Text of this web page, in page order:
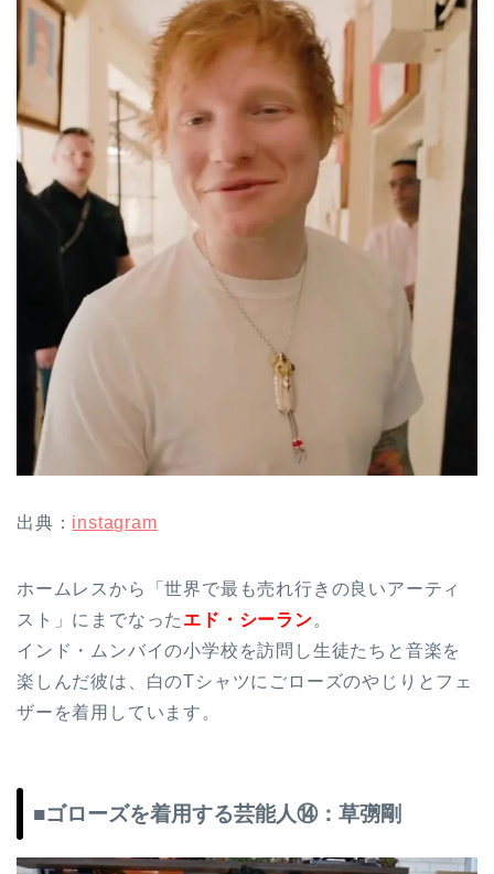
出典： instagram
ホームレスから「世界で最も売れ行きの良いアーティ
スト」にまでなった エド・シーラン。
インド・ムンバイの小学校を訪問し生徒たちと音楽を
楽しんだ彼は、白のTシャツにごローズのやじりとフェ
ザーを着用しています。
■ゴローズを着用する芸能人⑭：草彅剛